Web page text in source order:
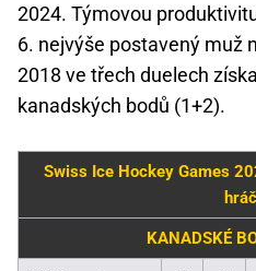
2024. Týmovou
6. nejvýše postavený muž
2018 ve třech duelech
kanadských bodů (1+2).
Swiss Ice Hockey Games
KANADSKÉ